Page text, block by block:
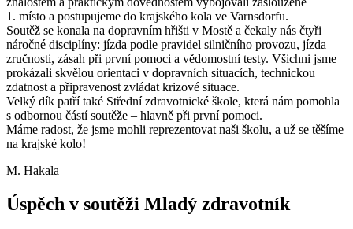
1. místo a postupujeme do krajského kola ve Varnsdorfu.
Soutěž se konala na dopravním hřišti v Mostě a čekaly nás čtyři
náročné disciplíny: jízda podle pravidel silničního provozu, jízda
zručnosti, zásah při první pomoci a vědomostní testy. Všichni jsme
prokázali skvělou orientaci v dopravních situacích, technickou
zdatnost a připravenost zvládat krizové situace.
Velký dík patří také Střední zdravotnické škole, která nám pomohla
s odbornou částí soutěže – hlavně při první pomoci.
Máme radost, že jsme mohli reprezentovat naši školu, a už se těšíme
na krajské kolo!
M. Hakala
Úspěch v soutěži Mladý zdravotník